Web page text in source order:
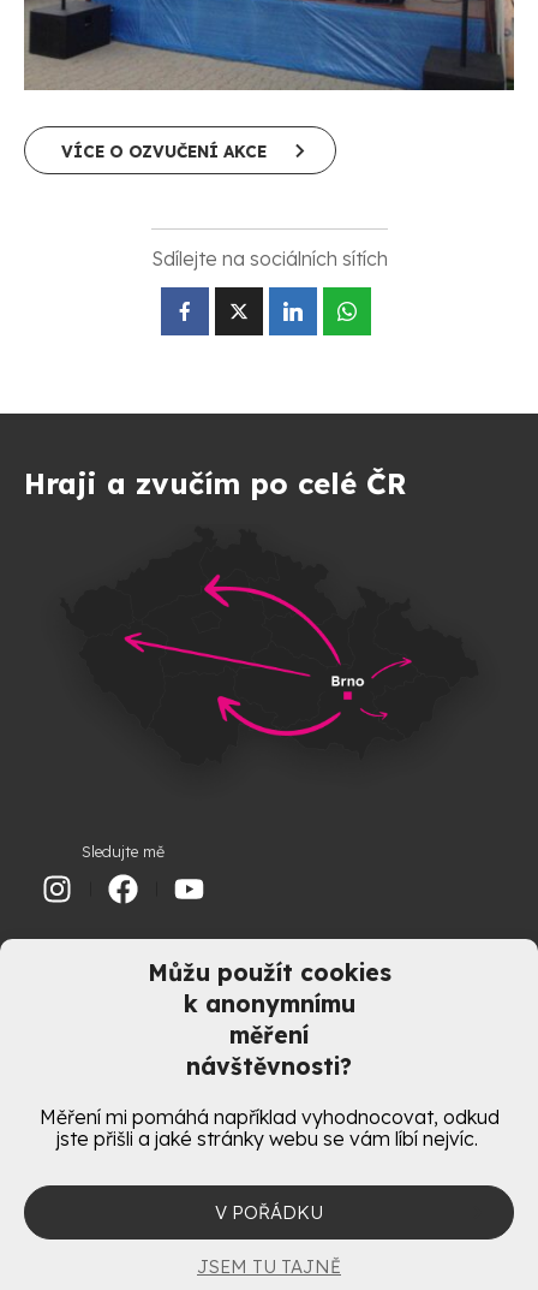
Můžu použít cookies
k anonymnímu
měření
návštěvnosti?
Měření mi pomáhá například vyhodnocovat, odkud
jste přišli a jaké stránky webu se vám líbí nejvíc.
V POŘÁDKU
JSEM TU TAJNĚ
VÍCE O OZVUČENÍ AKCE
Sdílejte na sociálních sítích
Hraji a zvučím po celé ČR
Sledujte mě
Chcete se na něco zeptat?
boris@boris.cz
602 755 373